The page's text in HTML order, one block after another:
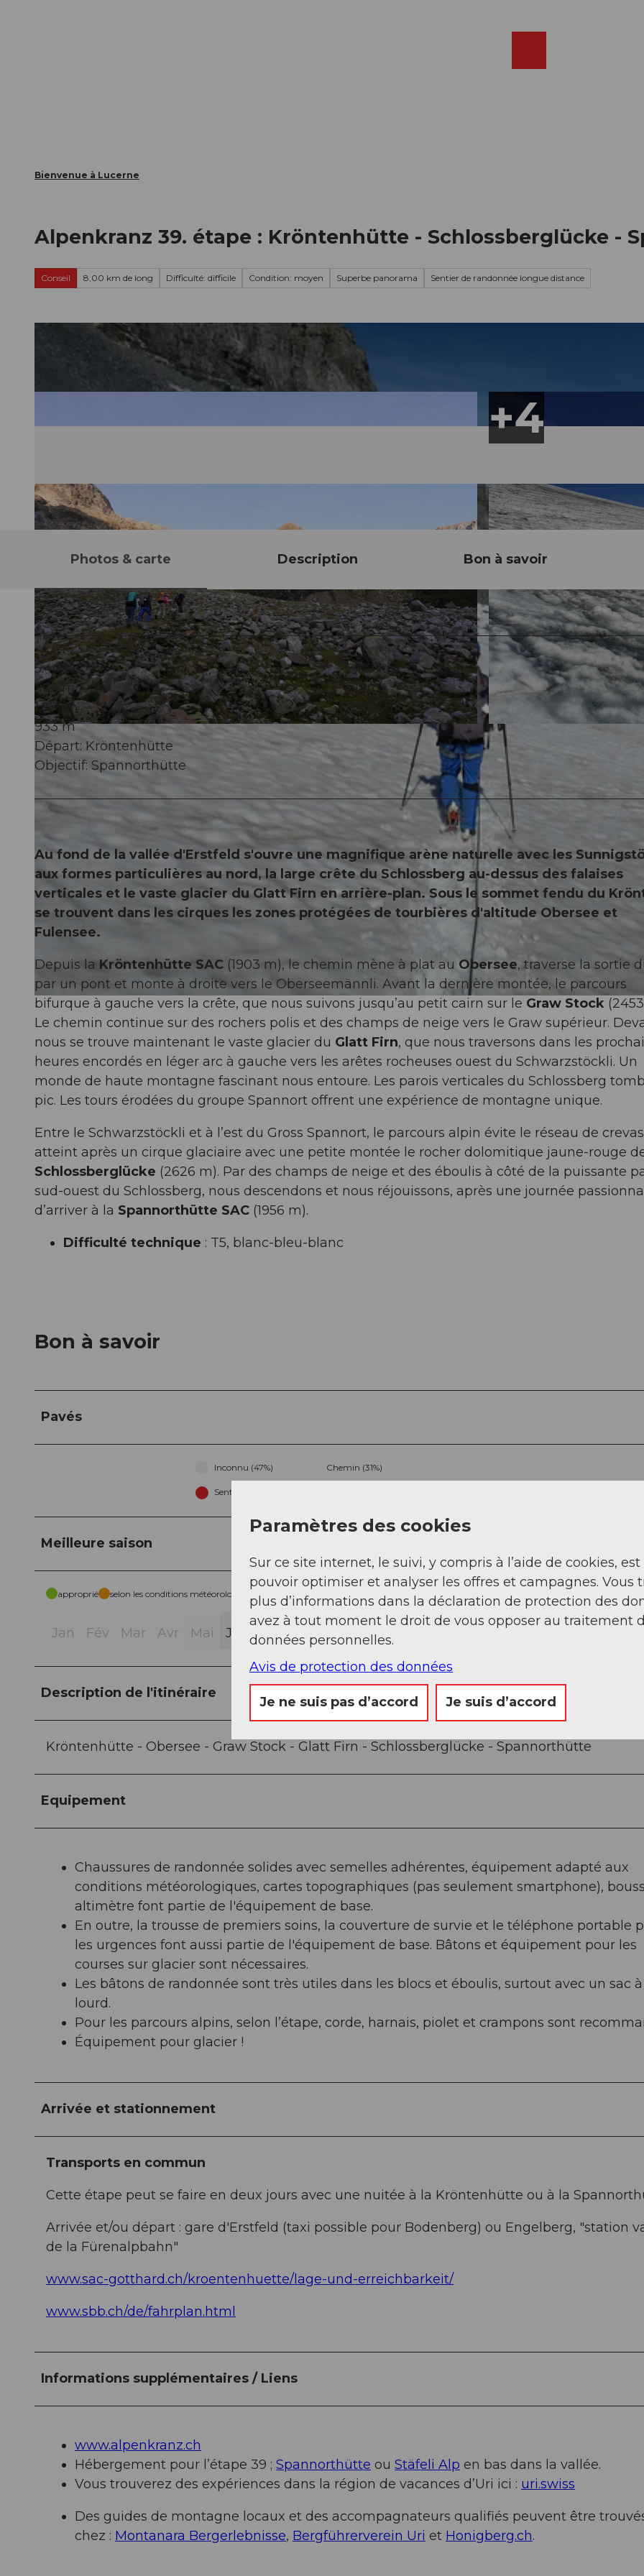
Bienvenue à Lucerne
Alpenkranz 39. étape : Kröntenhütte - Schlossberglücke -
Conseil 8,00 km de long Difficulté: difficile Condition: moyen Superbe panorama Sentier de randonnée longue distance
© Sanna Laurén, Verein Urner Wanderwege | CC-BY
© Markus Fehlmann, Verein Urner Wanderwege |CC-BY © Markus Fehlmann, Verein Urner Wanderwege |
Photos & carte Description Bon à savoir
5:40 h
8,00 km
966 m
911 m
1.891 m
2.824 m
933 m
Départ: Kröntenhütte
Objectif: Spannorthütte
Au fond de la vallée d'Erstfeld s'ouvre une magnifique arène naturelle avec les
aux formes particulières au nord, la large crête du Schlossberg au-dessus des falaises
verticales et le vaste glacier du Glatt Firn en arrière-plan. Sous le sommet fendu du
se trouvent dans les cirques les zones protégées de tourbières d'altitude Obersee et
Fulensee.
Depuis la Kröntenhütte SAC (1903 m), le chemin mène à plat au Obersee, traverse la sortie
par un pont et monte à droite vers le Oberseemännli. Avant la dernière montée, le parcours
bifurque à gauche vers la crête, que nous suivons jusqu’au petit cairn sur le Graw Stock
Le chemin continue sur des rochers polis et des champs de neige vers le Graw supérieur.
nous se trouve maintenant le vaste glacier du Glatt Firn, que nous traversons dans les
heures encordés en léger arc à gauche vers les arêtes rocheuses ouest du Schwarzstöckli. Un
monde de haute montagne fascinant nous entoure. Les parois verticales du Schlossberg
pic. Les tours érodées du groupe Spannort offrent une expérience de montagne unique.
Entre le Schwarzstöckli et à l’est du Gross Spannort, le parcours alpin évite le réseau de
atteint après un cirque glaciaire avec une petite montée le rocher dolomitique jaune-rouge
Schlossberglücke (2626 m). Par des champs de neige et des éboulis à côté de la puissante
sud-ouest du Schlossberg, nous descendons et nous réjouissons, après une journée
d’arriver à la Spannorthütte SAC (1956 m).
Difficulté technique : T5, blanc-bleu-blanc
Bon à savoir
Pavés
Inconnu (47%) Chemin (31%)
Sentier (23%)
Meilleure saison
approprié selon les conditions météorologiques
Jan Fév Mar Avr Mai Jui Jui Aoû Oct
Description de l'itinéraire
Kröntenhütte - Obersee - Graw Stock - Glatt Firn - Schlossberglücke - Spannorthütte
Equipement
Chaussures de randonnée solides avec semelles adhérentes, équipement adapté aux
conditions météorologiques, cartes topographiques (pas seulement smartphone),
altimètre font partie de l'équipement de base.
En outre, la trousse de premiers soins, la couverture de survie et le téléphone portable
les urgences font aussi partie de l'équipement de base. Bâtons et équipement pour les
courses sur glacier sont nécessaires.
Les bâtons de randonnée sont très utiles dans les blocs et éboulis, surtout avec un sac
lourd.
Pour les parcours alpins, selon l’étape, corde, harnais, piolet et crampons sont
Équipement pour glacier !
Arrivée et stationnement
Transports en commun
Cette étape peut se faire en deux jours avec une nuitée à la Kröntenhütte ou à la
Arrivée et/ou départ : gare d'Erstfeld (taxi possible pour Bodenberg) ou Engelberg, "station
de la Fürenalpbahn"
www.sac-gotthard.ch/kroentenhuette/lage-und-erreichbarkeit/
www.sbb.ch/de/fahrplan.html
Informations supplémentaires / Liens
www.alpenkranz.ch
Hébergement pour l’étape 39 ; Spannorthütte ou Stäfeli Alp en bas dans la vallée.
Vous trouverez des expériences dans la région de vacances d’Uri ici : uri.swiss
Des guides de montagne locaux et des accompagnateurs qualifiés peuvent être
chez : Montanara Bergerlebnisse, Bergführerverein Uri et Honigberg.ch.
Paramètres des cookies
Sur ce site internet, le suivi, y compris à l’aide de cookies,
pouvoir optimiser et analyser les offres et campagnes. Vous
plus d’informations dans la déclaration de protection des
avez à tout moment le droit de vous opposer au traitement
données personnelles.
Avis de protection des données
Je ne suis pas d’accord Je suis d’accord